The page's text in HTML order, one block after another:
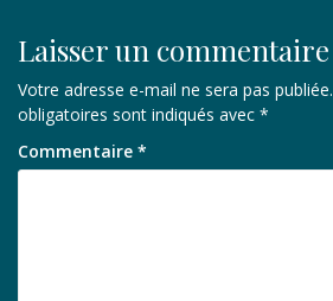
Laisser un commentaire
Votre adresse e-mail ne sera pas publiée.
obligatoires sont indiqués avec *
Commentaire *